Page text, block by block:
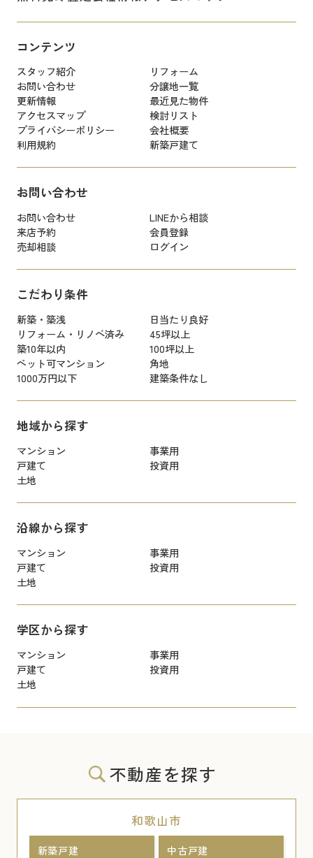
コンテンツ
スタッフ紹介
リフォーム
お問い合わせ
分譲地一覧
更新情報
最近見た物件
アクセスマップ
検討リスト
プライバシーポリシー
会社概要
利用規約
新築戸建て
お問い合わせ
お問い合わせ
LINEから相談
来店予約
会員登録
売却相談
ログイン
こだわり条件
新築・築浅
日当たり良好
リフォーム・リノベ済み
45坪以上
築10年以内
100坪以上
ペット可マンション
角地
1000万円以下
建築条件なし
地域から探す
マンション
事業用
戸建て
投資用
土地
沿線から探す
マンション
事業用
戸建て
投資用
土地
学区から探す
マンション
事業用
戸建て
投資用
土地
不動産を探す
和歌山市
新築戸建 中古戸建